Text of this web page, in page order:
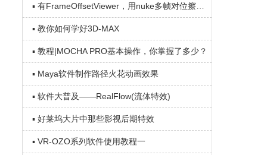
▪ 教你如何学好3D-MAX
▪ 教程|MOCHA PRO基本操作，你掌握了多少？
▪ Maya软件制作路径火花动画效果
▪ 软件大普及——RealFlow(流体特效)
▪ 好莱坞大片中那些影视后期特效
▪ VR-OZO系列软件使用教程一